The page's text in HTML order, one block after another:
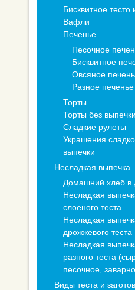
Бисквитное тесто
Вафли
Печенье
Песочное
Бисквитное
Овсяное
Разное печенье
Торты
Торты без выпечки
Сладкие рулеты
Украшения
выпечки
Несладкая выпечка
Домашний хлеб в
Несладкая
слоеного теста
Несладкая
дрожжевого теста
Несладкая
разного теста
песочное,
Виды теста и